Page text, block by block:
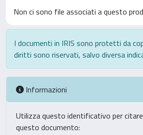
Non ci sono file associati a questo
I documenti in IRIS sono protetti da
diritti sono riservati, salvo diversa
Informazioni
Utilizza questo identificativo per
questo documento: